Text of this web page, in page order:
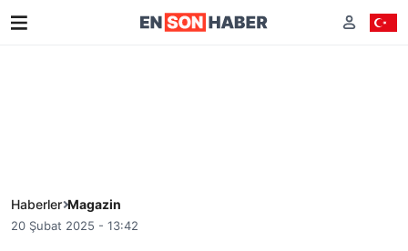
Haberler Magazin
20 Şubat 2025 - 13:42